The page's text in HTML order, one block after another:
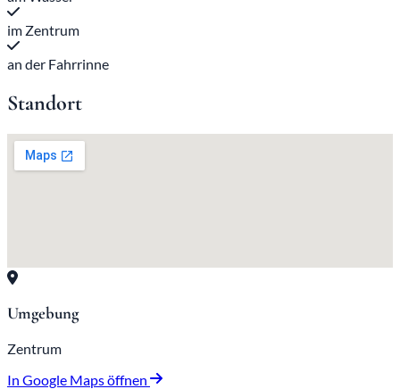
im Zentrum
an der Fahrrinne
Standort
Umgebung
Zentrum
In Google Maps öffnen